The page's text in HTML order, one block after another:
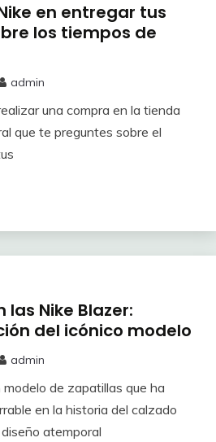
en entregar tus
los tiempos de
admin
una compra en la tienda
que te preguntes sobre el
Nike Blazer:
del icónico modelo
admin
de zapatillas que ha
en la historia del calzado
atemporal